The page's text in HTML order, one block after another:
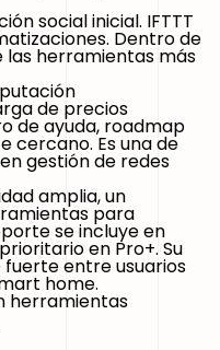
social inicial. IFTTT
Dentro de
las herramientas más
de precios
de ayuda, roadmap
cercano. Es una de
gestión de redes
amplia, un
para
se incluye en
en Pro+. Su
entre usuarios
home.
herramientas